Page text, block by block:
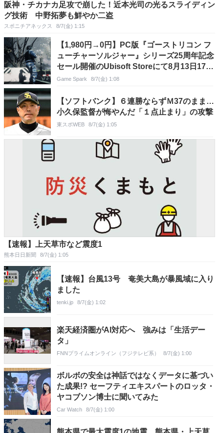
阪神・チカナカ足攻で崩した！近本光司の光るスライディン
グ技術 中野拓夢も鮮やか二盗
スポニチアネックス 8/7(金) 1:15
【1,980円→0円】PC版『ゴーストリコン フ
ューチャーソルジャー』シリーズ25周年記念
セール開催のUbisoft Storeにて8月13日17時
まで無料配布
Game Spark 8/7(金) 1:08
【ソフトバンク】６連勝ならずＭ37のまま…
小久保監督が悔やんだ「１点止まり」の攻撃
東スポWEB 8/7(金) 1:05
【速報】上天草市など震度1
熊本日日新聞 8/7(金) 1:05
【速報】台風13号 奄美大島が暴風域に入り
ました
tenki.jp 8/7(金) 1:02
楽天経済圏がAI対応へ 強みは「生活デー
タ」
FNNプライムオンライン（フジテレビ系） 8/7(金) 1:00
ボルボの安全は神話ではなくデータに基づい
た成果!? セーフティエキスパートのロッタ・
ヤコブソン博士に聞いてみた
Car Watch 8/7(金) 1:00